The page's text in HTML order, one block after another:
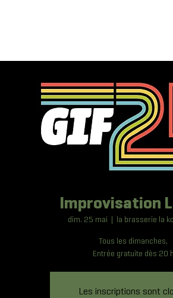
Improvisation
dim. 25 mai
  |
la brasserie la
Tous les dimanches,
Entrée gratuite dès 20 h
Les inscriptions sont